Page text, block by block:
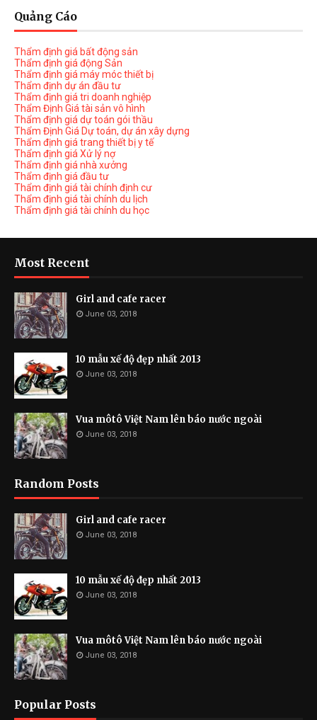
Quảng Cáo
Thẩm định giá bất động sản
Thẩm định giá động Sản
Thẩm định giá máy móc thiết bị
Thẩm định dự án đầu tư
Thẩm định giá tri doanh nghiệp
Thẩm Định Giá tài sản vô hình
Thẩm định giá dự toán gói thầu
Thẩm Định Giá Dự toán, dự án xây dựng
Thẩm định giá trang thiết bị y tế
Thẩm định giá Xử lý nợ
Thẩm định giá nhà xưởng
Thẩm định giá đầu tư
Thẩm định giá tài chính định cư
Thẩm định giá tài chính du lịch
Thẩm định giá tài chính du học
Most Recent
Girl and cafe racer
June 03, 2018
10 mẫu xế độ đẹp nhất 2013
June 03, 2018
Vua môtô Việt Nam lên báo nước ngoài
June 03, 2018
Random Posts
Girl and cafe racer
June 03, 2018
10 mẫu xế độ đẹp nhất 2013
June 03, 2018
Vua môtô Việt Nam lên báo nước ngoài
June 03, 2018
Popular Posts